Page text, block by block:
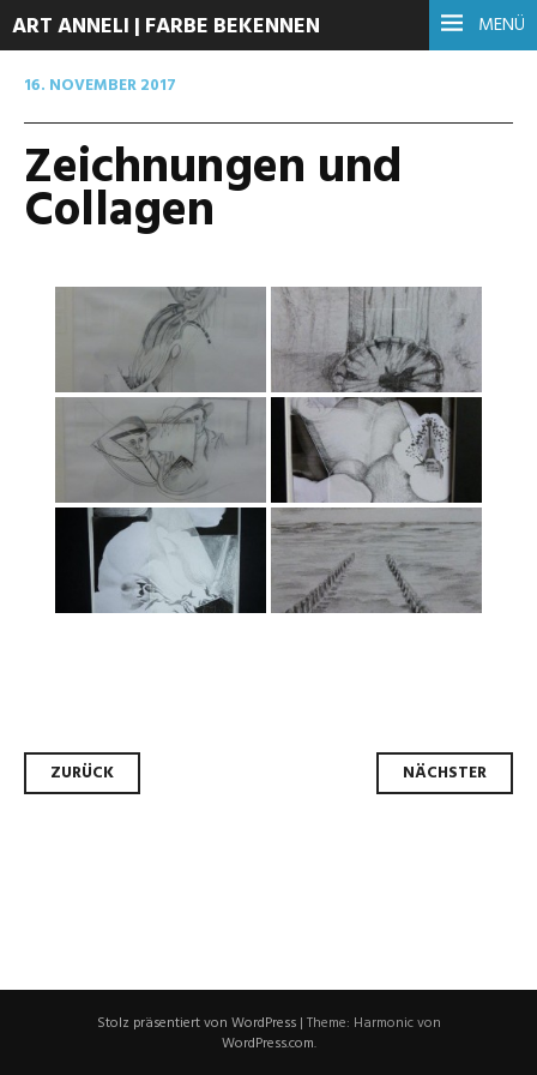
MENÜ
ART ANNELI | FARBE BEKENNEN
16. NOVEMBER 2017
Zeichnungen und
Collagen
Beitrags-
ZURÜCK NÄCHSTER
Stolz präsentiert von WordPress | Theme: Harmonic von
WordPress.com.